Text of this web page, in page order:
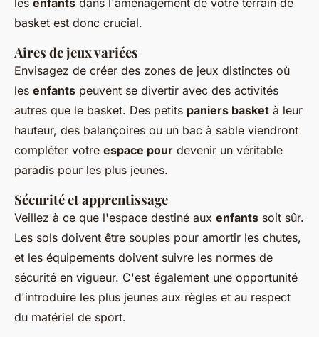
les enfants dans l'aménagement de votre terrain de
basket est donc crucial.
Aires de jeux variées
Envisagez de créer des zones de jeux distinctes où
les enfants peuvent se divertir avec des activités
autres que le basket. Des petits paniers basket à leur
hauteur, des balançoires ou un bac à sable viendront
compléter votre espace pour devenir un véritable
paradis pour les plus jeunes.
Sécurité et apprentissage
Veillez à ce que l'espace destiné aux enfants soit sûr.
Les sols doivent être souples pour amortir les chutes,
et les équipements doivent suivre les normes de
sécurité en vigueur. C'est également une opportunité
d'introduire les plus jeunes aux règles et au respect
du matériel de sport.